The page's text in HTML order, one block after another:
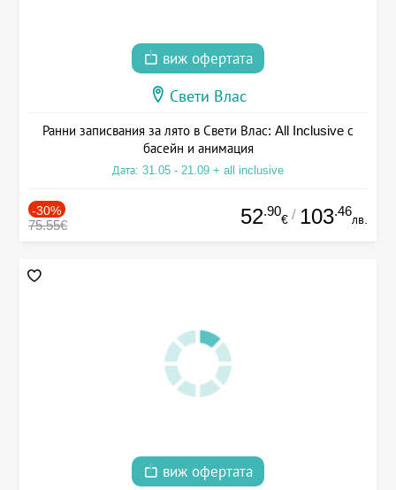
виж офертата
Свети Влас
Ранни записвания за лято в Свети Влас: All Inclusive с
басейн и анимация
Дата: 31.05 - 21.09 + all inclusive
-30%
75.55€ 52.90
€ / 103.46
лв.
виж офертата